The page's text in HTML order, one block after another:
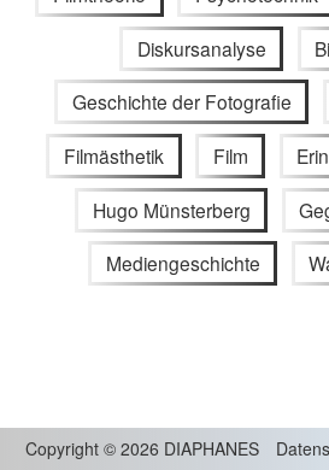
Diskursanalyse
Geschichte der Fotografie
Filmästhetik Film
Hugo Münsterberg
Mediengeschichte
Copyright © 2026 DIAPHANES